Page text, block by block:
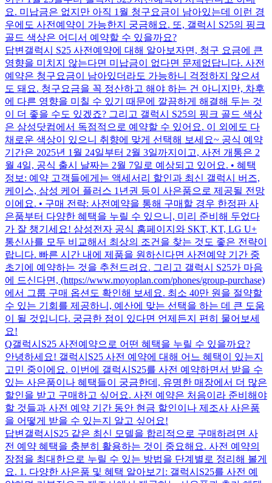
요. 미납금은 없지만 아직 1월 청구요금이 남아있는데 이런 경
우에도 사전예약이 가능한지 궁금해요. 또, 갤럭시 S25의 핑크
골드 색상은 어디서 예약할 수 있을까요?
답변 갤럭시 S25 사전예약에 대해 알아보자면, 청구 요금에 큰
영향을 미치지 않는다면 미납금이 없다면 문제없답니다. 사전
예약은 청구요금이 남아있더라도 가능하니 걱정하지 않으셔
도 돼요. 청구요금을 꼭 정산하고 해야 하는 건 아니지만, 차후
에 다른 영향을 미칠 수 있기 때문에 깔끔하게 해결해 두는 것
이 더 좋을 수도 있겠죠? 그리고 갤럭시 S25의 핑크 골드 색상
은 삼성닷컴에서 독점적으로 예약할 수 있어요. 이 외에도 다
채로운 색상이 있으니 취향에 맞게 선택해 보세요~ 공식 예약
기간은 2025년 1월 24일부터 2월 3일까지이고, 사전 개통은 2
월 4일, 공식 출시 날짜는 2월 7일로 예상되고 있어요. • 혜택
정보: 예약 고객들에게는 액세서리 할인과 최신 갤럭시 버즈,
케이스, 삼성 케어 플러스 1년권 등이 사은품으로 제공될 전망
이에요. • 구매 전략: 사전예약을 통해 구매할 경우 한정판 사
은품부터 다양한 혜택을 누릴 수 있으니, 미리 준비해 두었다
가 잘 챙기세요! 삼성전자 공식 홈페이지와 SKT, KT, LG U+
통신사를 모두 비교해서 최상의 조건을 찾는 것도 좋은 전략이
랍니다. 빠른 시간 내에 제품을 원하신다면 사전예약 기간 중
초기에 예약하는 것을 추천드려요. 그리고 갤럭시 S25가 마음
에 드신다면, (https://www.moyoplan.com/phones/group-purchase)
에서 그룹 구매 옵션도 확인해 보세요. 최소 40만 원을 절약할
수 있는 기회를 제공하니, 예산에 맞는 선택을 하는 데 큰 도움
이 될 것입니다. 궁금한 점이 있다면 언제든지 편히 물어보세
요!
Q갤럭시S25 사전예약으로 어떤 혜택을 누릴 수 있을까요?
안녕하세요! 갤럭시S25 사전 예약에 대해 어느 혜택이 있는지
고민 중이에요. 이번에 갤럭시S25를 사전 예약하면서 받을 수
있는 사은품이나 혜택들이 궁금한데, 유명한 매장에서 더 많은
할인을 받고 구매하고 싶어요. 사전 예약은 처음이라 준비해야
할 것들과 사전 예약 기간 동안 현금 할인이나 제조사 사은품
을 어떻게 받을 수 있는지 알고 싶어요!
답변 갤럭시S25 같은 최신 모델을 합리적으로 구매하려면 사
전 예약 혜택을 충분히 활용하는 것이 중요해요. 사전 예약의
장점을 최대한으로 누릴 수 있는 방법을 단계별로 정리해 볼게
요. 1. 다양한 사은품 및 혜택 알아보기: 갤럭시S25를 사전 예